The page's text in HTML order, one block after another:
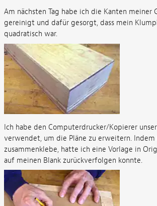
Am nächsten Tag habe ich die Kanten meiner
gereinigt und dafür gesorgt, dass mein
quadratisch war.
Ich habe den Computerdrucker/Kopierer
verwendet, um die Pläne zu erweitern. Indem
zusammenklebe, hatte ich eine Vorlage in
auf meinen Blank zurückverfolgen konnte.